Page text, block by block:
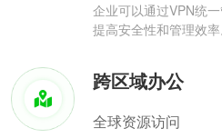
企业可以通过VPN统
提高安全性和管理效率
跨区域办公
全球资源访问